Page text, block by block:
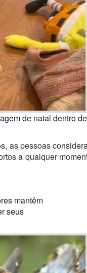
de natal dentro de
as pessoas
a qualquer
mantêm
seus